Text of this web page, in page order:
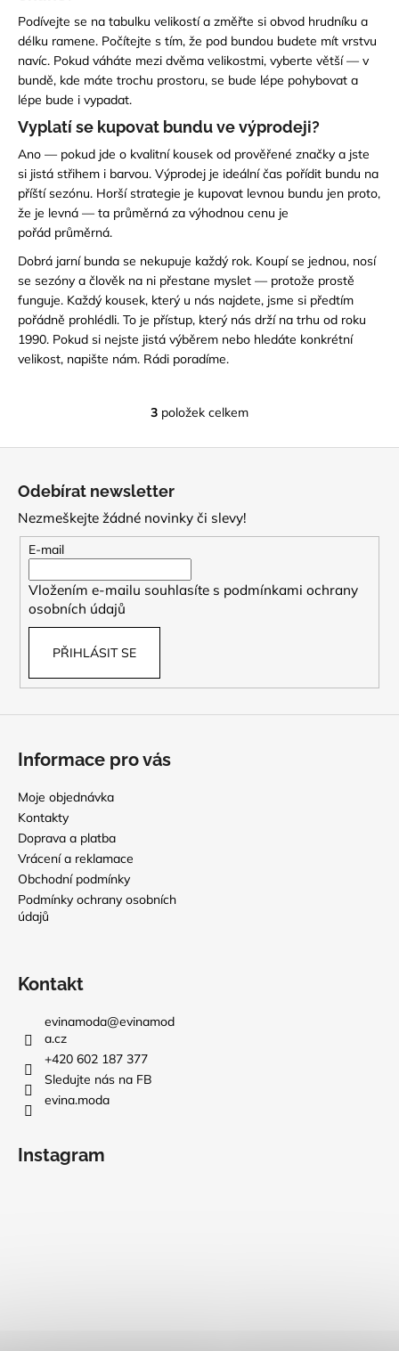
Podívejte se na tabulku velikostí a změřte si obvod hrudníku a
délku ramene. Počítejte s tím, že pod bundou budete mít vrstvu
navíc. Pokud váháte mezi dvěma velikostmi, vyberte větší — v
bundě, kde máte trochu prostoru, se bude lépe pohybovat a
lépe bude i vypadat.
Vyplatí se kupovat bundu ve výprodeji?
Ano — pokud jde o kvalitní kousek od prověřené značky a jste
si jistá střihem i barvou. Výprodej je ideální čas pořídit bundu na
příští sezónu. Horší strategie je kupovat levnou bundu jen proto,
že je levná — ta průměrná za výhodnou cenu je
pořád průměrná.
Dobrá jarní bunda se nekupuje každý rok. Koupí se jednou, nosí
se sezóny a člověk na ni přestane myslet — protože prostě
funguje. Každý kousek, který u nás najdete, jsme si předtím
pořádně prohlédli. To je přístup, který nás drží na trhu od roku
1990. Pokud si nejste jistá výběrem nebo hledáte konkrétní
velikost, napište nám. Rádi poradíme.
O
a
c
r
ý
p
3 položek celkem
Odebírat newsletter
Nezmeškejte žádné novinky či slevy!
E-mail
Vložením e-mailu souhlasíte s podmínkami ochrany
osobních údajů
PŘIHLÁSIT SE
Informace pro vás
Moje objednávka
Kontakty
Doprava a platba
Vrácení a reklamace
Obchodní podmínky
Podmínky ochrany osobních
údajů
Kontakt
evinamoda@evinamod
a.cz
+420 602 187 377
Sledujte nás na FB
evina.moda
Instagram